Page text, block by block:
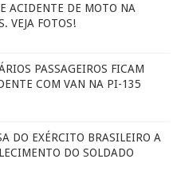
ACIDENTE DE MOTO NA
VEJA FOTOS!
PASSAGEIROS FICAM
COM VAN NA PI-135
DO EXÉRCITO BRASILEIRO A
DO SOLDADO